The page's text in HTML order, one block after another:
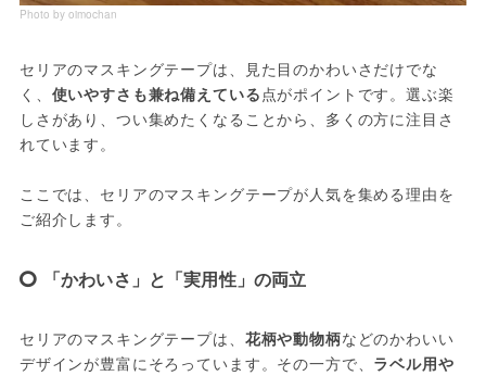
Photo by oimochan
セリアのマスキングテープは、見た目のかわいさだけでな
く、 使いやすさも兼ね備えている 点がポイントです。選ぶ楽
しさがあり、つい集めたくなることから、多くの方に注目さ
れています。
ここでは、セリアのマスキングテープが人気を集める理由を
ご紹介します。
「かわいさ」と「実用性」の両立
セリアのマスキングテープは、 花柄や動物柄などのかわいい
デザインが豊富にそろっています。その一方で、 ラベル用や